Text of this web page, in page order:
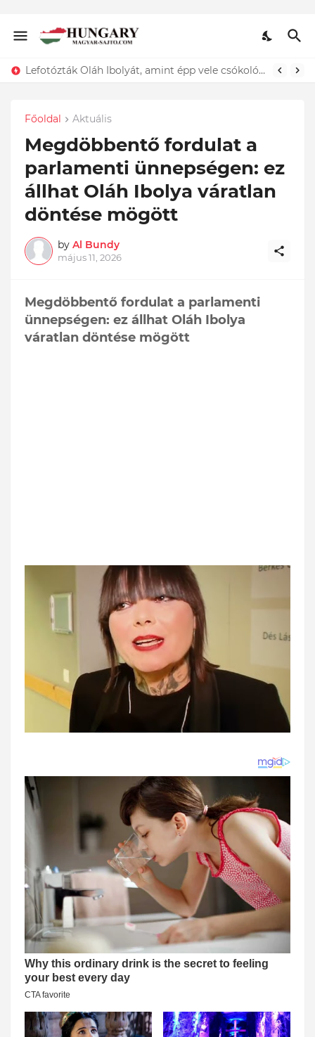
Lefotózták Oláh Ibolyát, amint épp vele csókolózik - EZT nem hiszed el, kinek a karjában kötött ki...ÍME
Főoldal Aktuális
Megdöbbentő fordulat a
parlamenti ünnepségen: ez
állhat Oláh Ibolya váratlan
döntése mögött
by Al Bundy
május 11, 2026
Megdöbbentő fordulat a parlamenti
ünnepségen: ez állhat Oláh Ibolya
váratlan döntése mögött